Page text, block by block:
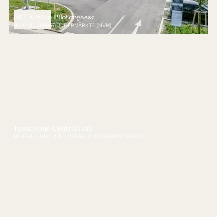
BILLA Wien Pilotengasse
NEUBAU VERBRAUCHERMÄRKTE (NVM)